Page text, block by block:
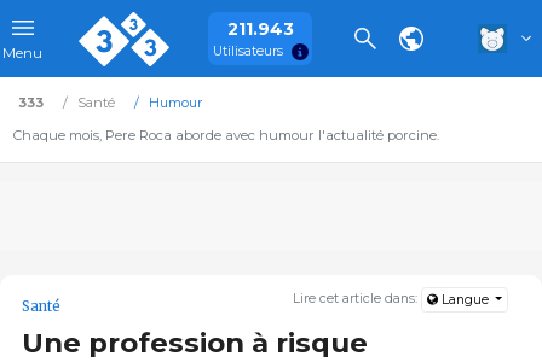
Menu
211.943
Utilisateurs
333 Santé
Humour
Chaque mois, Pere Roca aborde avec humour l'actualité porcine.
Lire cet article dans: Langue
Santé
Une profession à risque